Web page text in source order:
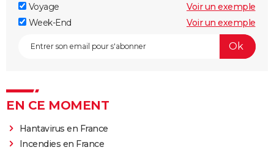
Voyage
Voir un exemple
Week-End
Voir un exemple
EN CE MOMENT
Hantavirus en France
Incendies en France